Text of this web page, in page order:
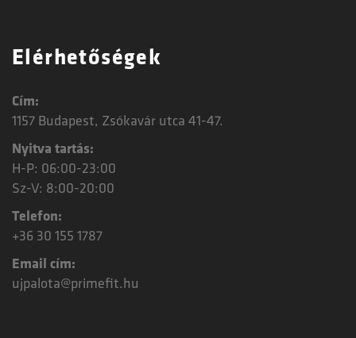
Elérhetőségek
Cím:
1157 Budapest, Zsókavár utca 41-47.
Nyitva tartás:
H-P: 06:00-23:00
Sz-V: 8:00-20:00
Telefon:
+36 30 155 1787
Email cím:
ujpalota@primefit.hu